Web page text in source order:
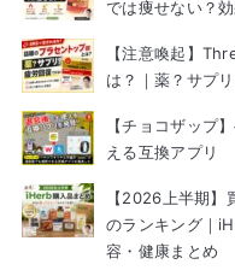
では痩せない？
【注意喚起】
は？｜薬？サプ
【チョコザップ
える互換アプリ
【2026上半期】
のランキング｜
容・健康まとめ